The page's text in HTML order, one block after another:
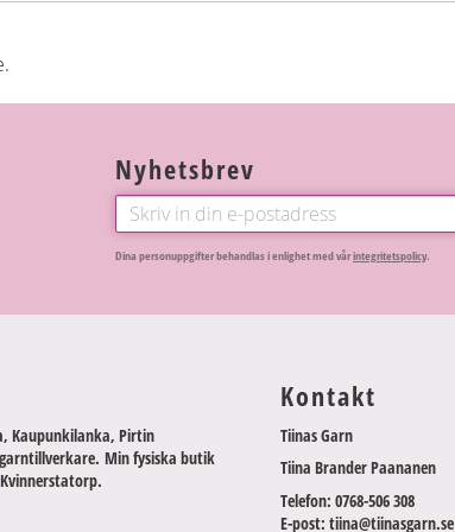
Nyhetsbrev
Dina personuppgifter behandlas i enlighet med vårintegritetspolicy.
Kaupunkilanka, Pirtin
Min fysiska butik
Kontakt
Tiinas Garn
Tiina Brander Paananen
Telefon: 0768-506 308
E-post: tiina@tiinasgarn.se